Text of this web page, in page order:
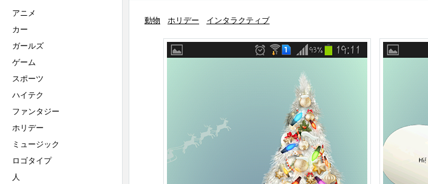
アニメ
カー
ガールズ
ゲーム
スポーツ
ハイテク
ファンタジー
ホリデー
ミュージック
ロゴタイプ
人
動物 ホリデー インタラクティブ